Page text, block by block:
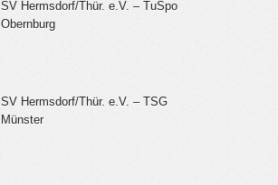
SV Hermsdorf/Thür. e.V. – TuSpo
Obernburg
SV Hermsdorf/Thür. e.V. – TSG
Münster